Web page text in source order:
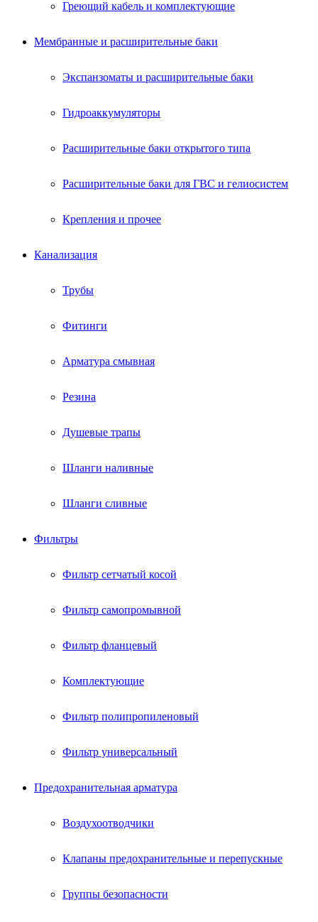
Греющий кабель и комплектующие
Мембранные и расширительные баки
Экспанзоматы и расширительные баки
Гидроаккумуляторы
Расширительные баки открытого типа
Расширительные баки для ГВС и гелиосистем
Крепления и прочее
Канализация
Трубы
Фитинги
Арматура смывная
Резина
Душевые трапы
Шланги наливные
Шланги сливные
Фильтры
Фильтр сетчатый косой
Фильтр самопромывной
Фильтр фланцевый
Комплектующие
Фильтр полипропиленовый
Фильтр универсальный
Предохранительная арматура
Воздухоотводчики
Клапаны предохранительные и перепускные
Группы безопасности